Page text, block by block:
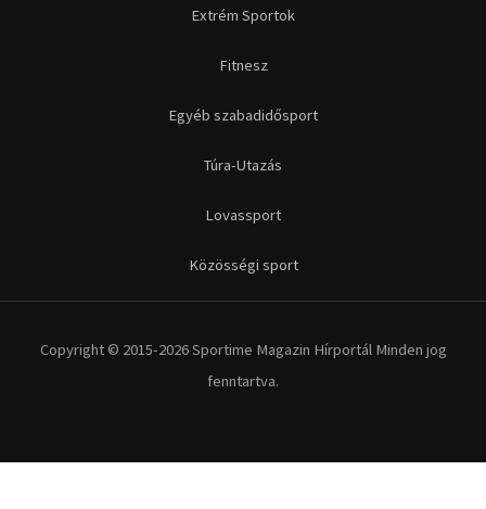
Extrém Sportok
Fitnesz
Egyéb szabadidősport
Túra-Utazás
Lovassport
Közösségi sport
Copyright © 2015-2026 Sportime Magazin Hírportál Minden jog
fenntartva.